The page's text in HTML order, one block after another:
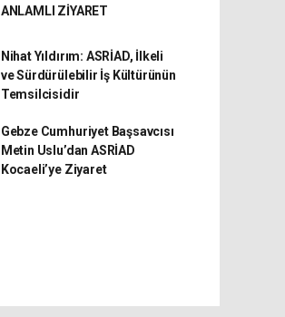
ANLAMLI ZİYARET
Nihat Yıldırım: ASRİAD, İlkeli
ve Sürdürülebilir İş Kültürünün
Temsilcisidir
Gebze Cumhuriyet Başsavcısı
Metin Uslu’dan ASRİAD
Kocaeli’ye Ziyaret